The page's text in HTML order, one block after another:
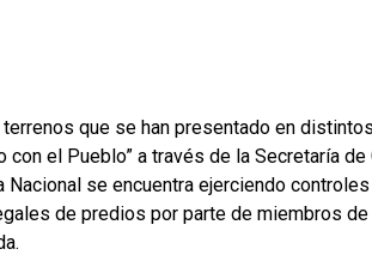
que se han presentado en
con el Pueblo” a través de la Secretaría de
Nacional se encuentra ejerciendo
de predios por parte de miembros de